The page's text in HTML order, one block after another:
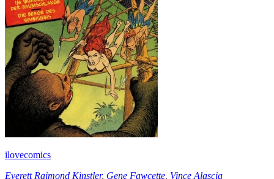
ilovecomics
Everett Raimond Kinstler, Gene Fawcette Vince Alascia